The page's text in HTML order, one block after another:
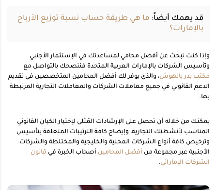
قد يهمك أيضاً: ما هي طريقة حساب نسبة توزيع الأرباح
بالإمارات؟
وإذا كنت تبحث عن أفضل محامي لمساعدتك في الإستثمار الأجنبي
وتأسيس الشركات بالإمارات العربية المتحدة فننصحك بالتواصل مع
مكتب بدر بالهوش، والذي يوفر لك أفضل المحامين المتخصصين في تقديم
الدعم القانوني في جميع معاملات الشركات والمعاملات التجارية المرتبطة
بها.
يمكنك من خلاله أن تحصل على الإرشادات المُثلى لإختيار الكيان القانوني
المناسب لأنشطتك التجارية، وإيضاح كافة الترتيبات المتعلقة بتأسيس
وترخيص كافة أنواع الشركات المحلية والخليجية والمختلطة والشركات
الأجنبية عبر مجموعة من أفضل المحامين أصحاب الخبرة في قانون
الشركات الإماراتي.